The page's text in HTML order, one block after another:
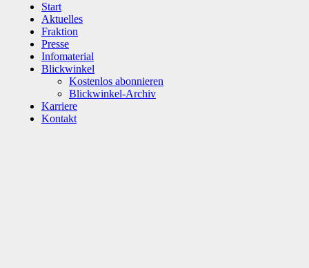
Start
Aktuelles
Fraktion
Presse
Infomaterial
Blickwinkel
Kostenlos abonnieren
Blickwinkel-Archiv
Karriere
Kontakt